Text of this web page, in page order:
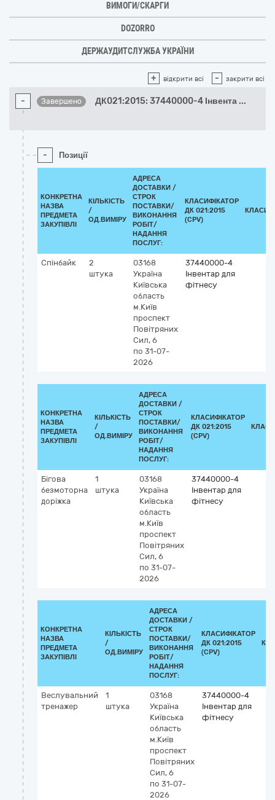
ВИМОГИ/СКАРГИ
DOZORRO
ДЕРЖАУДИТСЛУЖБА УКРАЇНИ
+ відкрити всі - закрити всі
- Завершено ДК021:2015: 37440000-4 Інвента ...
- Позиції
КОНКРЕТНА
НАЗВА
ПРЕДМЕТА
ЗАКУПІВЛІ
КІЛЬКІСТЬ
/
ОД.ВИМІРУ
АДРЕСА
ДОСТАВКИ /
СТРОК
ПОСТАВКИ/
ВИКОНАННЯ
РОБІТ/
НАДАННЯ
ПОСЛУГ:
КЛАСИФІКАТОР
ДК 021:2015
(CPV)
Спінбайк
2
штука
03168
Україна
Київська
область
м.Київ
проспект
Повітряних
Сил, 6
по 31-07-
2026
37440000-4
Інвентар для
фітнесу
КОНКРЕТНА
НАЗВА
ПРЕДМЕТА
ЗАКУПІВЛІ
КІЛЬКІСТЬ
/
ОД.ВИМІРУ
АДРЕСА
ДОСТАВКИ /
СТРОК
ПОСТАВКИ/
ВИКОНАННЯ
РОБІТ/
НАДАННЯ
ПОСЛУГ:
КЛАСИФІКАТОР
ДК 021:2015
(CPV)
Бігова
безмоторна
доріжка
1
штука
03168
Україна
Київська
область
м.Київ
проспект
Повітряних
Сил, 6
по 31-07-
2026
37440000-4
Інвентар для
фітнесу
КОНКРЕТНА
НАЗВА
ПРЕДМЕТА
ЗАКУПІВЛІ
КІЛЬКІСТЬ
/
ОД.ВИМІРУ
АДРЕСА
ДОСТАВКИ /
СТРОК
ПОСТАВКИ/
ВИКОНАННЯ
РОБІТ/
НАДАННЯ
ПОСЛУГ:
КЛАСИФІКАТОР
ДК 021:2015
(CPV)
Веслувальний
тренажер
1
штука
03168
Україна
Київська
область
м.Київ
проспект
Повітряних
Сил, 6
по 31-07-
2026
37440000-4
Інвентар для
фітнесу